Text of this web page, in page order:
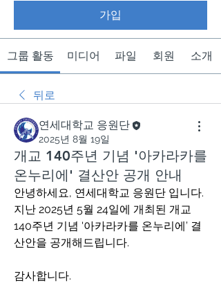
가입
그룹 활동 미디어 파일 회원 소개
뒤로
연세대학교 응원단
2025년 8월 19일
개교 140주년 기념 '아카라카를
온누리에' 결산안 공개 안내
안녕하세요, 연세대학교 응원단 입니다.
지난 2025년 5월 24일에 개최된 개교
140주년 기념 '아카라카를 온누리에’ 결
산안을 공개해드립니다.
감사합니다.